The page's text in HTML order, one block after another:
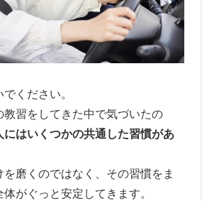
ください。
教習をしてきた中で気づいたの
にはいくつかの共通した習慣があ
磨くのではなく、その習慣をま
がぐっと安定してきます。